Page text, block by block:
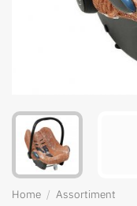
Home / Assortiment